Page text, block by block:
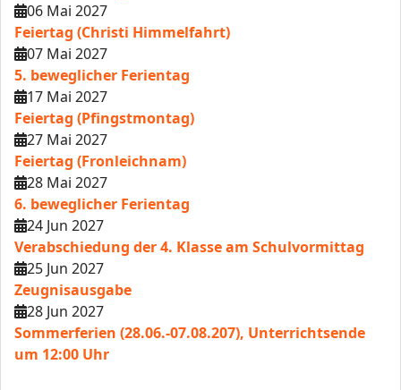
06 Mai 2027
Feiertag (Christi Himmelfahrt)
07 Mai 2027
5. beweglicher Ferientag
17 Mai 2027
Feiertag (Pfingstmontag)
27 Mai 2027
Feiertag (Fronleichnam)
28 Mai 2027
6. beweglicher Ferientag
24 Jun 2027
Verabschiedung der 4. Klasse am Schulvormittag
25 Jun 2027
Zeugnisausgabe
28 Jun 2027
Sommerferien (28.06.-07.08.207), Unterrichtsende
um 12:00 Uhr